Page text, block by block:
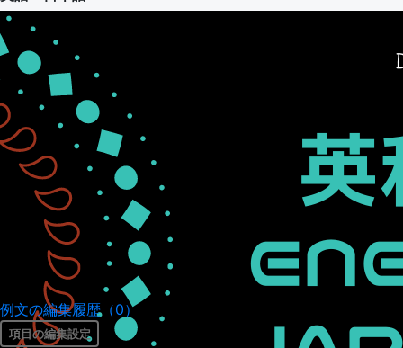
例文の編集履歴（0）
項目の編集設定